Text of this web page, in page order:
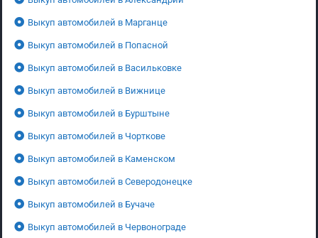
Выкуп автомобилей в Марганце
Выкуп автомобилей в Попасной
Выкуп автомобилей в Васильковке
Выкуп автомобилей в Вижнице
Выкуп автомобилей в Бурштыне
Выкуп автомобилей в Чорткове
Выкуп автомобилей в Каменском
Выкуп автомобилей в Северодонецке
Выкуп автомобилей в Бучаче
Выкуп автомобилей в Червонограде